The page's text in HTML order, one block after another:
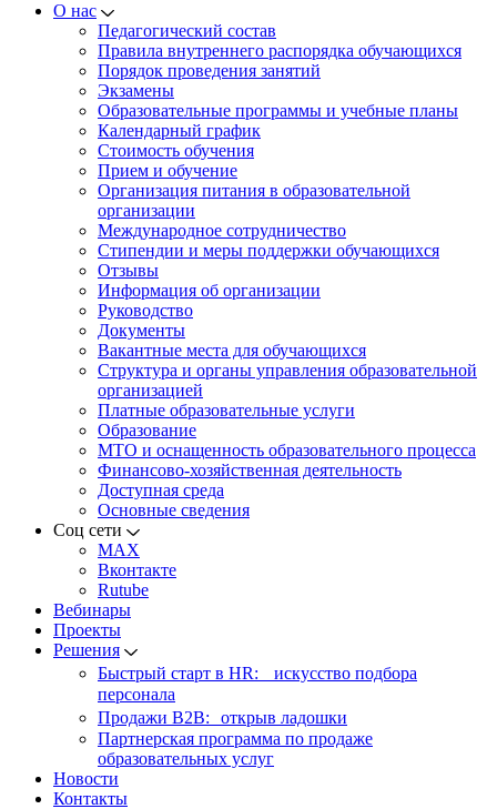
О нас
Педагогический состав
Правила внутреннего распорядка обучающихся
Порядок проведения занятий
Экзамены
Образовательные программы и учебные планы
Календарный график
Стоимость обучения
Прием и обучение
Организация питания в образовательной
организации
Международное сотрудничество
Стипендии и меры поддержки обучающихся
Отзывы
Информация об организации
Руководство
Документы
Вакантные места для обучающихся
Структура и органы управления образовательной
организацией
Платные образовательные услуги
Образование
МТО и оснащенность образовательного процесса
Финансово-хозяйственная деятельность
Доступная среда
Основные сведения
Соц сети
MAX
Вконтакте
Rutube
Вебинары
Проекты
Решения
Быстрый старт в HR: искусство подбора
персонала
Продажи B2B: открыв ладошки
Партнерская программа по продаже
образовательных услуг
Новости
Контакты